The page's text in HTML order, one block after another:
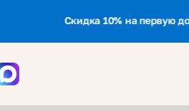
Скидка 10% на первую